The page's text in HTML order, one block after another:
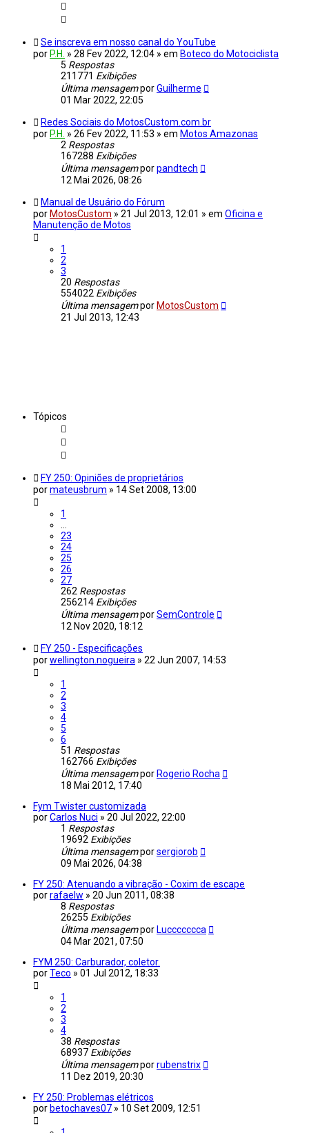
Se inscreva em nosso canal do YouTube
por P.H. » 28 Fev 2022, 12:04 » em Boteco do Motociclista
5 Respostas
211771 Exibições
Última mensagemporGuilherme
01 Mar 2022, 22:05
Redes Sociais do MotosCustom.com.br
por P.H. » 26 Fev 2022, 11:53 » em Motos Amazonas
2 Respostas
167288 Exibições
Última mensagemporpandtech
12 Mai 2026, 08:26
Manual de Usuário do Fórum
por MotosCustom » 21 Jul 2013, 12:01 » em Oficina e
Manutenção de Motos
1
2
3
20 Respostas
554022 Exibições
Última mensagempor MotosCustom
21 Jul 2013, 12:43
Tópicos
FY 250: Opiniões de proprietários
pormateusbrum » 14 Set 2008, 13:00
1
…
23
24
25
26
27
262 Respostas
256214 Exibições
Última mensagemporSemControle
12 Nov 2020, 18:12
FY 250 - Especificações
porwellington.nogueira » 22 Jun 2007, 14:53
1
2
3
4
5
6
51 Respostas
162766 Exibições
Última mensagempor Rogerio Rocha
18 Mai 2012, 17:40
Fym Twister customizada
porCarlos Nuci » 20 Jul 2022, 22:00
1 Respostas
19692 Exibições
Última mensagemporsergiorob
09 Mai 2026, 04:38
FY 250: Atenuando a vibração - Coxim de escape
porrafaelw » 20 Jun 2011, 08:38
8 Respostas
26255 Exibições
Última mensagempor Luccccccca
04 Mar 2021, 07:50
FYM 250: Carburador, coletor.
porTeco » 01 Jul 2012, 18:33
1
2
3
4
38 Respostas
68937 Exibições
Última mensagemporrubenstrix
11 Dez 2019, 20:30
FY 250: Problemas elétricos
por betochaves07 » 10 Set 2009, 12:51